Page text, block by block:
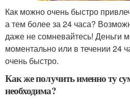
Как можно очень быстро
а тем более за 24 часа?
даже не сомневайтесь! Деньги
моментально или в течении 24
очень быстро.
Как же получить именно ту
необходима?